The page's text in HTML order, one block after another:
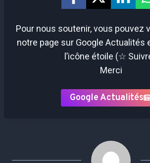
Pour nous soutenir, vous pouvez
notre page sur Google Actualités
l’icône étoile (☆
Merci
Google Actualités